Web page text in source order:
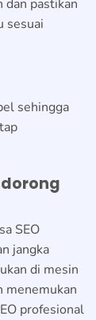
dan pastikan
sesuai
sehingga
SEO
jangka
di mesin
menemukan
profesional